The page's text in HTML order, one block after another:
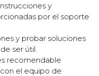
y
por el soporte
y probar soluciones
ser útil.
recomendable
el equipo de